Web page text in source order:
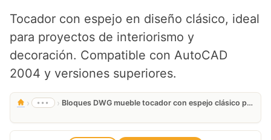
Tocador con espejo en diseño clásico, ideal
para proyectos de interiorismo y
decoración. Compatible con AutoCAD
2004 y versiones superiores.
› ••• › Bloques DWG mueble tocador con espejo clásico para AutoCAD